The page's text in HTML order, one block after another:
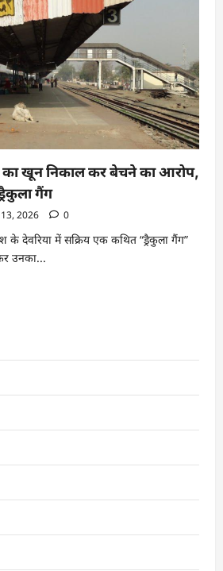
का खून निकाल कर बेचने का आरोप,
गैंग
2026 0
के देवरिया में सक्रिय एक कथित “ड्रैकुला गैंग”
उनका...